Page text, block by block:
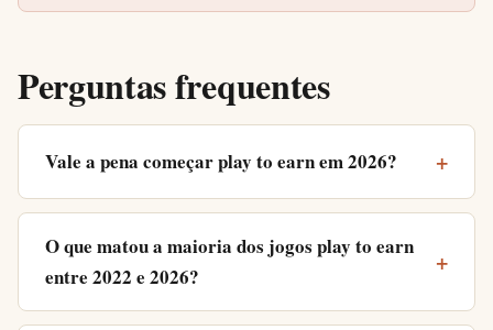
Perguntas frequentes
Vale a pena começar play to earn em 2026?
O que matou a maioria dos jogos play to earn
entre 2022 e 2026?